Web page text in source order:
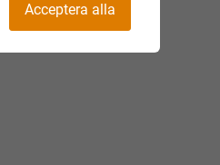
Acceptera alla